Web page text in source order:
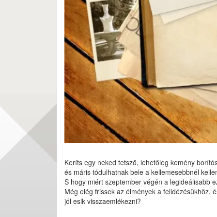
Keríts egy neked tetsző, lehetőleg kemény
és máris tódulhatnak bele a kellemesebbnél
S hogy miért szeptember végén a legideálisabb
Még elég frissek az élmények a felidézésükhöz,
jól esik visszaemlékezni?